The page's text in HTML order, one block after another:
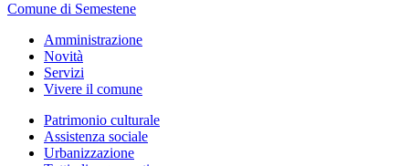
Comune di Semestene
Amministrazione
Novità
Servizi
Vivere il comune
Patrimonio culturale
Assistenza sociale
Urbanizzazione